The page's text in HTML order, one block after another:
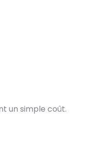
un simple coût.